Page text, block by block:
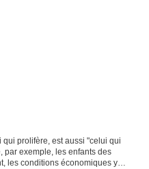
prolifère, est aussi "celui qui
par exemple, les enfants des
les conditions économiques y